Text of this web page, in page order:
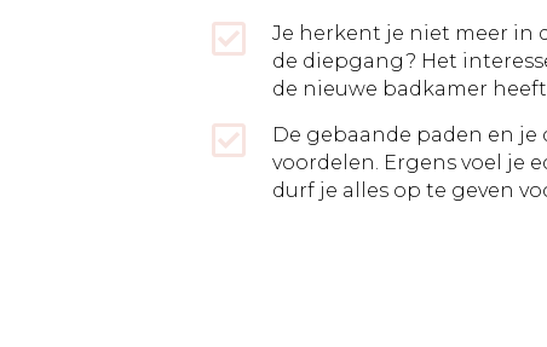
Je herkent je niet meer in
de diepgang? Het
de nieuwe badkamer
De gebaande paden en
voordelen. Ergens voel je
durf je alles op te geven